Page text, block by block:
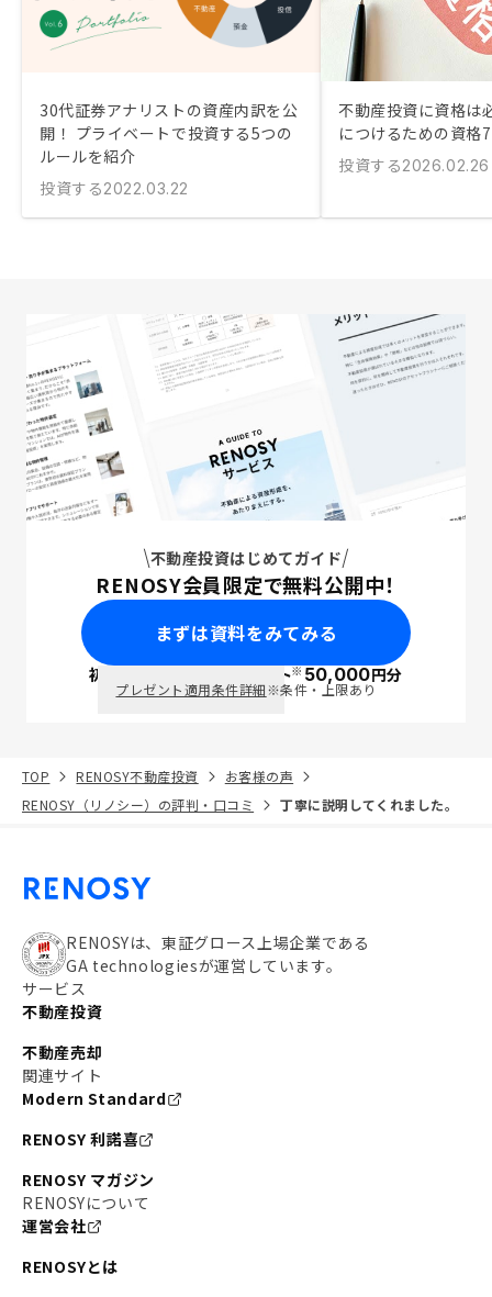
30代証券アナリストの資産内訳を公
開！ プライベートで投資する5つの
ルールを紹介
投資する2022.03.22
不動産投資に資格は
につけるための資格
投資する2026.02.26
不動産投資はじめてガイド
RENOSY会員限定で無料公開中！
まずは資料をみてみる
初回面談で ポイント※50,000円分
プレゼント適用条件詳細※条件・上限あり
TOP RENOSY不動産投資
お客様の声
RENOSY（リノシー）の評判・口コミ
丁寧に説明してくれました。
RENOSYは、東証グロース上場企業である
GA technologiesが運営しています。
サービス
不動産投資
不動産売却
関連サイト
Modern Standard
RENOSY 利諾喜
RENOSY マガジン
RENOSYについて
運営会社
RENOSYとは